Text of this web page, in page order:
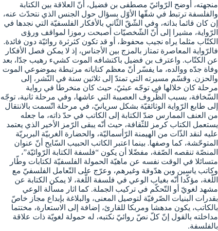
منجهته، أوضح الرّوائيّ مصطفى بن فضيل، أنّ العلاقة بين الكتابة
والفلسفة ترتبط في شقّها الأوّل بسؤال حول الجنس الذي نتحدّث عنه،
إن كان قائما بذاته، وفي الشّقّ الثّاني بالأفكار الفلسفيّة التي نجدها في
الرّواية، مشيرا إلى أنّ الشّخصيّات أصبحت رموزا لمواقف ورؤى
الكتّاب مثلما يراه نجيب محفوظ، أو قد تكون كثرثرة روائيّة دون فائدة.
فالرّواية المعاصرة تمتاز بالمزج بين الأجناس، إذ لا يمكن فصل الأفكار
عن الكتّاب. واعترف بن فضيل باكتشافه الموت كشيء رهيب جدّا، بعد
وفاة جدّه ووالده، ما يفسّر أنّ معظم كتاباته مرتبطة بموضوعي الموت
والحزن. وقسّم مسيرته التي تمتدّ إلى ثلاثين سنة في النّشر، إلى
مرحلة كان خلالها في توجّه عبثيّ، حيث كان منخرطا في رواية
السّخافة، بسبب الظّروف العصيبة التي عاشها، وفي مرحلة ثانية، توجّه
إلى طابع الرّواية الوثائقيّة بشكل سريانيّ، في مرحلة اتّسمت بالانتقال
من العنف الممارس ضدّ الكتابة إلى الكاتب في حدّ ذاته، ما جعله
يستعمل الكتاب كرمز للثّقافة، حيث أنّه يبقى الرّمز الأخير الذي يعتمد
عليه لنقد الذّات من الهيمنة الرّأسماليّة، والحضارة الغربيّة البربريّة
المتوحّشة، كما وصفها. بينما اعتبر الكاتب الحبيب السّايح أنّ عنوان
المنصّة تنقصه الصّفة، مفضّلا أن يكون “فلسفة الكتابة الرّوائيّة”،
متسائلا في الوقت نفسه عن ماهيّة الحمولة الفلسفيّة لكتابات وطّار
وكاتب ياسين وبن هدّوقة وغيرهم، وعرّج على التّعامل الفلسفيّ مع
اللّغة، مؤكّدا أنّه بغياب الوعي في فلسفة اللّغة، لا يمكن الكتابة عن
مشهد لغويّ أو التّحكّم في تركيب الجملة. كما اثار مسألة الوعي
بقدرات البنيات الصّرفيّة لتوصيل المعنى، والبلاغة بإبداع مجاز خاصّ
بالكاتب، يكون مدهشا ومربكا للقارئ، إضافة إلى الاستعارة، مختتما
مداخلته بالقول إنّ كلّ نصّ روائيّ نكتبه، له حمولة لغويّة ذات علاقة
بالفلسفة.